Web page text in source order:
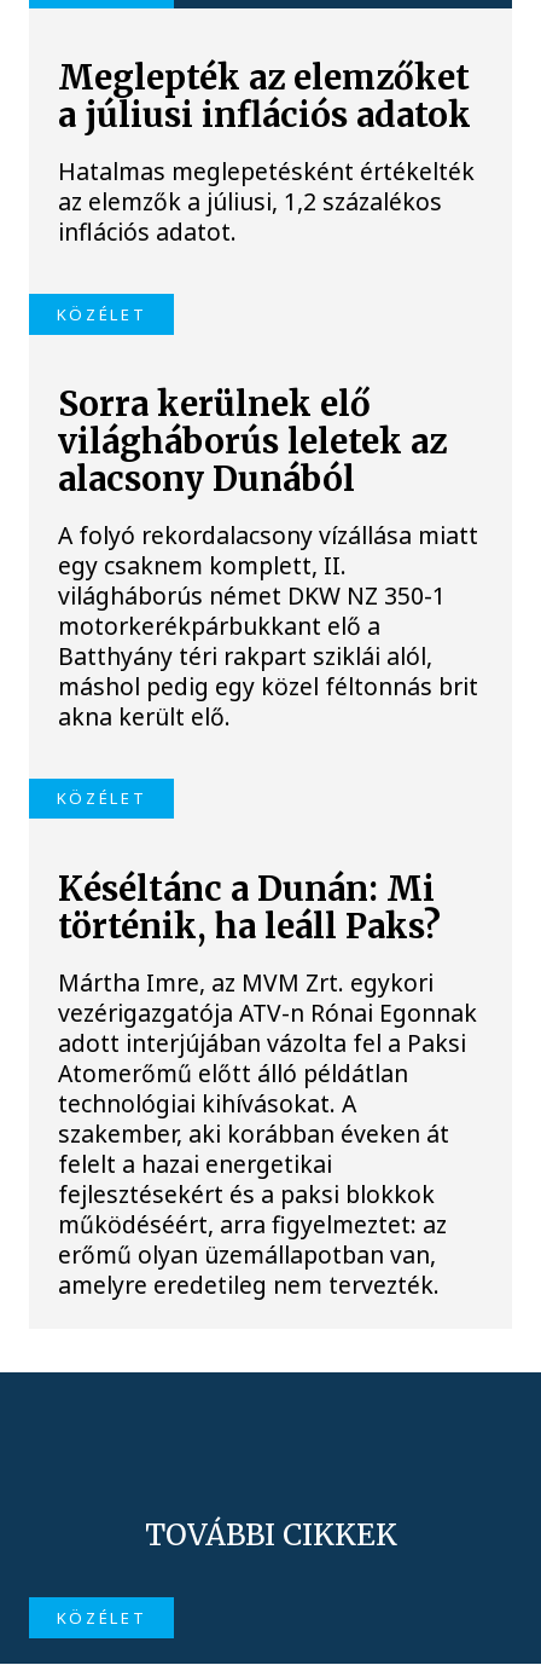
Meglepték az elemzőket
a júliusi inflációs adatok
Hatalmas meglepetésként értékelték
az elemzők a júliusi, 1,2 százalékos
inflációs adatot.
KÖZÉLET
Sorra kerülnek elő
világháborús leletek az
alacsony Dunából
A folyó rekordalacsony vízállása miatt
egy csaknem komplett, II.
világháborús német DKW NZ 350-1
motorkerékpárbukkant elő a
Batthyány téri rakpart sziklái alól,
máshol pedig egy közel féltonnás brit
akna került elő.
KÖZÉLET
Késéltánc a Dunán: Mi
történik, ha leáll Paks?
Mártha Imre, az MVM Zrt. egykori
vezérigazgatója ATV-n Rónai Egonnak
adott interjújában vázolta fel a Paksi
Atomerőmű előtt álló példátlan
technológiai kihívásokat. A
szakember, aki korábban éveken át
felelt a hazai energetikai
fejlesztésekért és a paksi blokkok
működéséért, arra figyelmeztet: az
erőmű olyan üzemállapotban van,
amelyre eredetileg nem tervezték.
TOVÁBBI CIKKEK
KÖZÉLET